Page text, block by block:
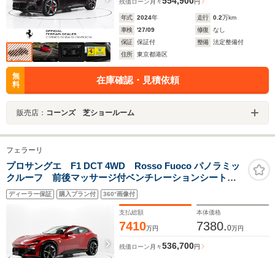
残価ローン 月々 円
年式 2024年 走行 0.2万km
車検
'27/09 修復
なし
保証
保証付 整備
法定整備付
住所
東京都港区
無
料
在庫確認・見積依頼
販売店： コーンズ 芝ショールーム
フェラーリ
プロサングエ F1 DCT 4WD Rosso Fuoco パノラミッ
クルーフ 前後マッサージ付ベンチレーションシート
LED付カーボン製ステアリング ダイヤモンド研磨仕上
鍛造ホイール JBL音響
ディーラー保証 購入プラン付 360°画像付
支払総額
7410万円
本体価格
7380.0万円
残価ローン 月々536,700円